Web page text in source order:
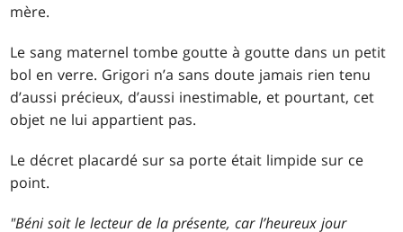
mère.
Le sang maternel tombe goutte à goutte dans un petit
bol en verre. Grigori n’a sans doute jamais rien tenu
d’aussi précieux, d’aussi inestimable, et pourtant, cet
objet ne lui appartient pas.
Le décret placardé sur sa porte était limpide sur ce
point.
"Béni soit le lecteur de la présente, car l’heureux jour